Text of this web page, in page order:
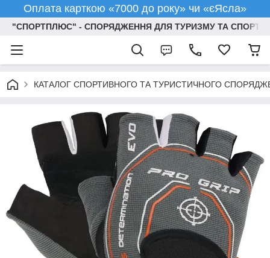
Оплата карткою «7000 до року» чи «єЯсла»
"СПОРТПЛЮС" - СПОРЯДЖЕННЯ ДЛЯ ТУРИЗМУ ТА СПОРТУ
КАТАЛОГ СПОРТИВНОГО ТА ТУРИСТИЧНОГО